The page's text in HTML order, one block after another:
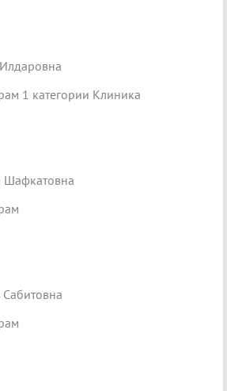
1 категории Клиника
Шафкатовна
Сабитовна